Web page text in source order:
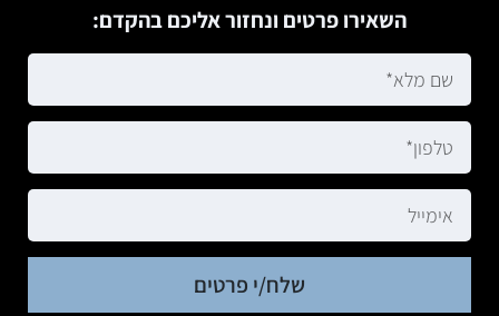
השאירו פרטים ונחזור אליכם בהקדם:
שלח/י פרטים